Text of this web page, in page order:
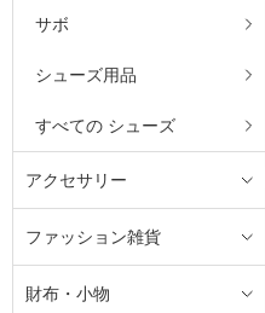
サボ
シューズ用品
すべての シューズ
アクセサリー
ファッション雑貨
財布・小物